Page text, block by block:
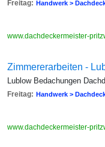
Freitag: Handwerk >
www.dachdeckermeister-
Zimmererarbeiten -
Lublow Bedachungen
Freitag: Handwerk >
www.dachdeckermeister-